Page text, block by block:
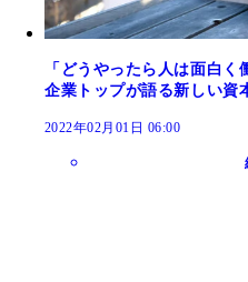
「どうやったら人は面白
企業トップが語る新しい資
2022年02月01日 06:00